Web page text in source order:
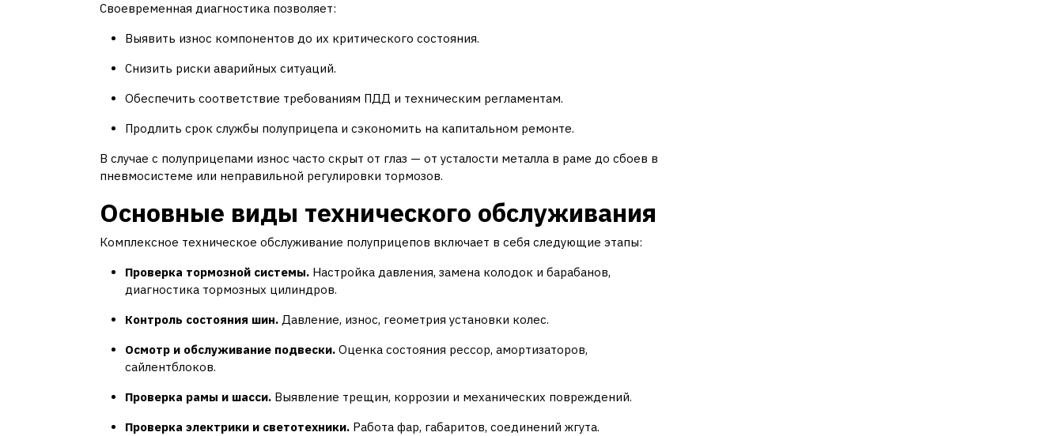
Своевременная диагностика позволяет:
Выявить износ компонентов до их критического состояния.
Снизить риски аварийных ситуаций.
Обеспечить соответствие требованиям ПДД и техническим регламентам.
Продлить срок службы полуприцепа и сэкономить на капитальном ремонте.
В случае с полуприцепами износ часто скрыт от глаз — от усталости металла в раме до сбоев в
пневмосистеме или неправильной регулировки тормозов.
Основные виды технического обслуживания
Комплексное техническое обслуживание полуприцепов включает в себя следующие этапы:
Проверка тормозной системы. Настройка давления, замена колодок и барабанов,
диагностика тормозных цилиндров.
Контроль состояния шин. Давление, износ, геометрия установки колес.
Осмотр и обслуживание подвески. Оценка состояния рессор, амортизаторов,
сайлентблоков.
Проверка рамы и шасси. Выявление трещин, коррозии и механических повреждений.
Проверка электрики и светотехники. Работа фар, габаритов, соединений жгута.